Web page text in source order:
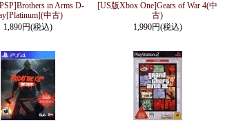
in Arms D-
中古)
1,890円(税込)
[US版Xbox One]Gears of War 4(中
古)
1,990円(税込)